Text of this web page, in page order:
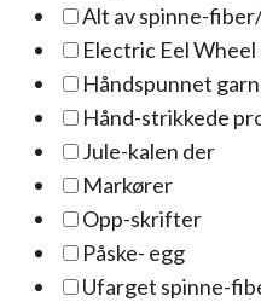
Alt av spinne-
Electric Eel Wheel
Håndspunnet garn
Hånd-strikkede
Jule-kalen der
Markører
Opp-skrifter
Påske- egg
Ufarget spinne-